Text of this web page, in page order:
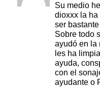
Su medio
dioxxx la
ser
Sobre todo
ayudó en la
les ha
ayuda,
con el
ayudante o